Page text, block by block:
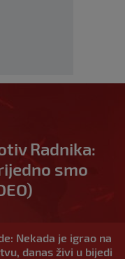
Radnika:
smo
Nekada je igrao na
danas živi u bijedi